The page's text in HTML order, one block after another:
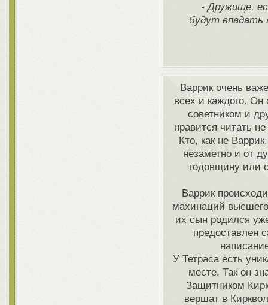
- Дружище,
будут впадать
Варрик очень
всех и каждого. Он
советником и
нравится читать
Кто, как не
незаметно и от
годовщину или
Варрик
махинаций
их сын родился
предоставлен
У Тетраса есть
месте. Так он
Защитником
вершат в